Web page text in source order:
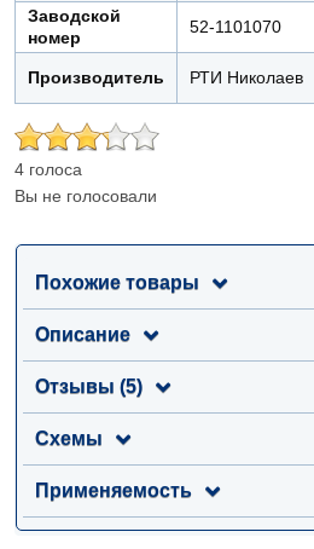
Заводской
номер
52-1101070
Производитель РТИ Николаев
4 голоса
Вы не голосовали
Похожие товары
Описание
Отзывы (5)
Схемы
Применяемость